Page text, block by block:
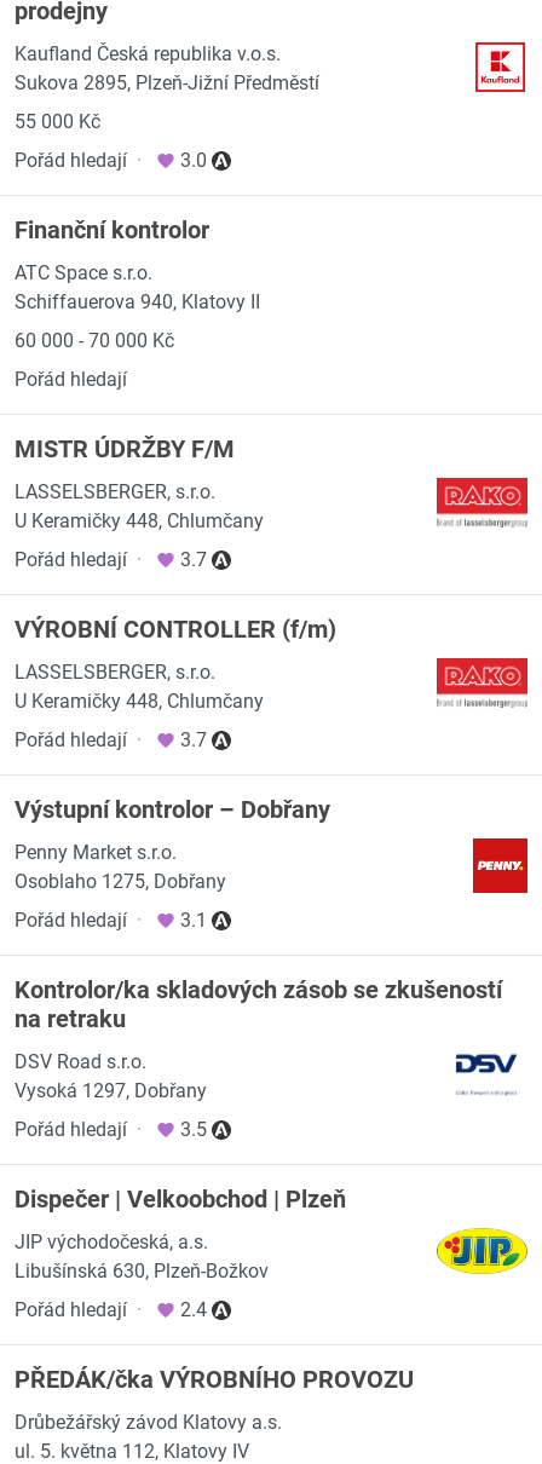
prodejny
Kaufland Česká republika v.o.s.
Sukova 2895, Plzeň-Jižní Předměstí
55 000 Kč
Pořád hledají · 3.0
Finanční kontrolor
ATC Space s.r.o.
Schiffauerova 940, Klatovy II
60 000 - 70 000 Kč
Pořád hledají
MISTR ÚDRŽBY F/M
LASSELSBERGER, s.r.o.
U Keramičky 448, Chlumčany
Pořád hledají · 3.7
VÝROBNÍ CONTROLLER (f/m)
LASSELSBERGER, s.r.o.
U Keramičky 448, Chlumčany
Pořád hledají · 3.7
Výstupní kontrolor – Dobřany
Penny Market s.r.o.
Osoblaho 1275, Dobřany
Pořád hledají · 3.1
Kontrolor/ka skladových zásob se zkušeností
na retraku
DSV Road s.r.o.
Vysoká 1297, Dobřany
Pořád hledají · 3.5
Dispečer | Velkoobchod | Plzeň
JIP východočeská, a.s.
Libušínská 630, Plzeň-Božkov
Pořád hledají · 2.4
PŘEDÁK/čka VÝROBNÍHO PROVOZU
Drůbežářský závod Klatovy a.s.
ul. 5. května 112, Klatovy IV